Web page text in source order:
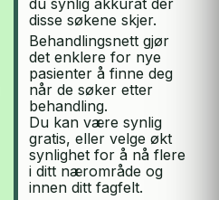
du synlig akkurat der
disse søkene skjer.
Behandlingsnett gjør
det enklere for nye
pasienter å finne deg
når de søker etter
behandling.
Du kan være synlig
gratis, eller velge økt
synlighet for å nå flere
i ditt nærområde og
innen ditt fagfelt.